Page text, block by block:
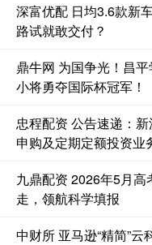
深富优配 日均3.6款新
路试就敢交付？
鼎牛网 为国争光！昌
小将勇夺国际杯冠军！
忠程配资 公告速递：
申购及定期定额投资业
九鼎配资 2026年5月
走，领航科学填报
中财所 亚马逊“精简”